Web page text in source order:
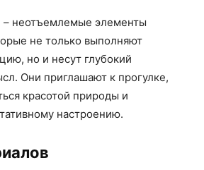
неотъемлемые элементы
не только выполняют
но и несут глубокий
Они приглашают к прогулке,
красотой природы и
настроению.